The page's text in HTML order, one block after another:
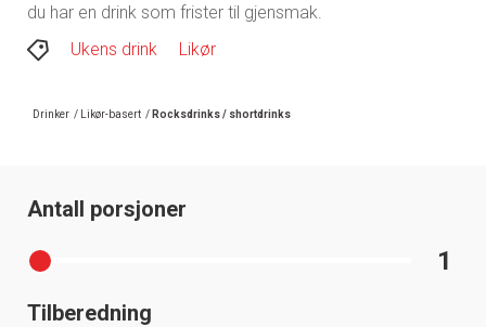
du har en drink som frister til gjensmak.
Ukens drink
Likør
Drinker / Likør-basert / Rocksdrinks / shortdrinks
Antall porsjoner
1
Tilberedning